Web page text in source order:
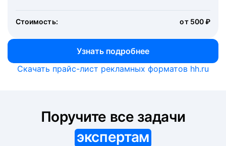
Стоимость: от 500 ₽
Узнать подробнее
Скачать прайс-лист рекламных форматов hh.ru
экспертам